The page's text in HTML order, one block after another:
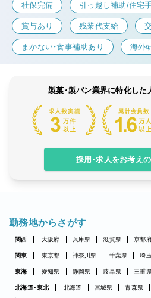
社保完備 引っ越し補助/住宅
賞与あり 残業代支給
まかない・食事補助あり 海外
製菓・製パン業界に特化し
採用・求人をお考え
勤務地からさがす
関西 大阪府 兵庫県 滋賀県 京都
関東 東京都 神奈川県 千葉県 埼
東海 愛知県 静岡県 岐阜県 三重
北海道・東北 北海道 宮城県 青森県